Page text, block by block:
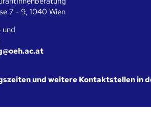
7 - 9, 1040 Wien
und weitere Kontaktstellen in